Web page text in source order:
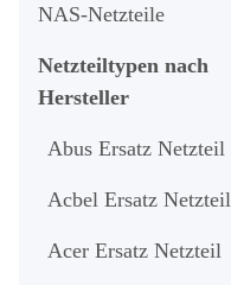
NAS-Netzteile
Netzteiltypen nach
Hersteller
Abus Ersatz Netzteil
Acbel Ersatz Netzteil
Acer Ersatz Netzteil